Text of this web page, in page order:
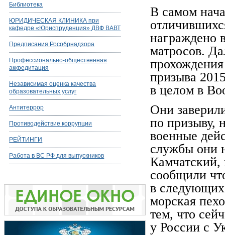
Библиотека
ЮРИДИЧЕСКАЯ КЛИНИКА при
кафедре «Юриспруденция» ДВФ ВАВТ
Предписания Рособрнадзора
Профессионально-общественная
аккредитация
Независимая оценка качества
образовательных услуг
Антитеррор
Противодействие коррупции
РЕЙТИНГИ
Работа в ВС РФ для выпускников
В самом
награждено
матросов.
призыва
в целом в
Они
по призыву,
военные
службы они
сообщили
в
морская
тем, что
у России с